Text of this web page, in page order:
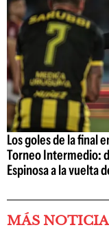
Los goles de la final
Torneo Intermedio:
Espinosa a la vuelta
MÁS